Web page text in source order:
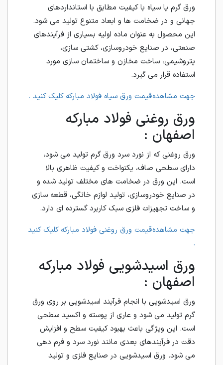
ورق گرم یا سیاه با کیفیت مطابق با استانداردهای
جهانی و در ضخامت ها و ابعاد متنوع تولید می شود.
این محصول به عنوان ماده اولیه بسیاری از فرآیندهای
صنعتی، در صنایع خودروسازی، کشتی سازی،
پتروشیمی، ساخت مخازن و ساختمان سازی مورد
استفاده قرار می گیرد.
جهت مشاهده قیمت ورق سیاه فولاد مبارکه کلیک کنید .
ورق روغنی فولاد مبارکه
اصفهان :
ورق روغنی که از نورد سرد ورق گرم تولید می شود،
دارای سطحی صاف، یکنواخت و کیفیت ظاهری بالا
است. این ورق در ضخامت های مختلف تولید شده و
در صنایع خودروسازی، تولید لوازم خانگی، قطعه سازی
و ساخت تجهیزات فلزی سبک کاربرد گسترده ای دارد.
جهت مشاهده قیمت ورق روغنی فولاد مبارکه کلیک کنید
.
ورق اسیدشویی فولاد مبارکه
اصفهان :
ورق اسیدشویی با انجام فرآیند اسیدشویی بر روی ورق
گرم تولید می شود و عاری از پوسته و اکسید سطحی
است. این ویژگی باعث بهبود کیفیت سطح و افزایش
دقت در فرآیندهای بعدی مانند نورد سرد و فرم دهی
می شود. ورق اسیدشویی در صنایع فلزی و تولید